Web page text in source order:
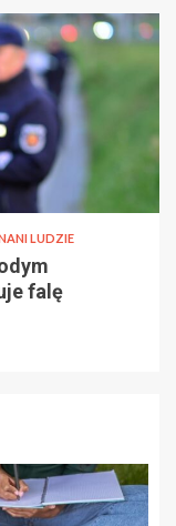
LUDZIE
falę